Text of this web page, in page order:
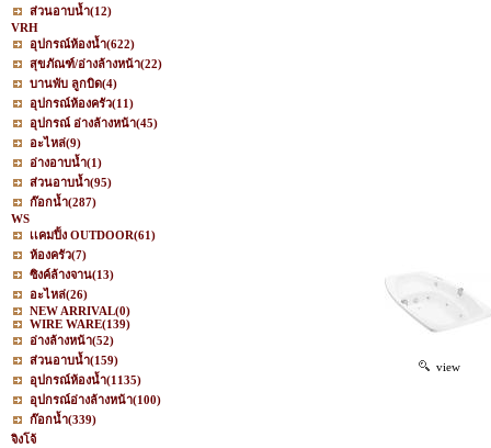
ส่วนอาบน้ำ(12)
VRH
อุปกรณ์ห้องน้ำ(622)
สุขภัณฑ์/อ่างล้างหน้า(22)
บานพับ ลูกบิด(4)
อุปกรณ์ห้องครัว(11)
อุปกรณ์ อ่างล้างหน้า(45)
อะไหล่(9)
อ่างอาบน้ำ(1)
ส่วนอาบน้ำ(95)
ก๊อกน้ำ(287)
WS
เเคมปิ้ง OUTDOOR(61)
ห้องครัว(7)
ซิงค์ล้างจาน(13)
อะไหล่(26)
NEW ARRIVAL(0)
WIRE WARE(139)
อ่างล้างหน้า(52)
ส่วนอาบน้ำ(159)
อุปกรณ์ห้องน้ำ(1135)
อุปกรณ์อ่างล้างหน้า(100)
ก๊อกน้ำ(339)
จิงโจ้
view